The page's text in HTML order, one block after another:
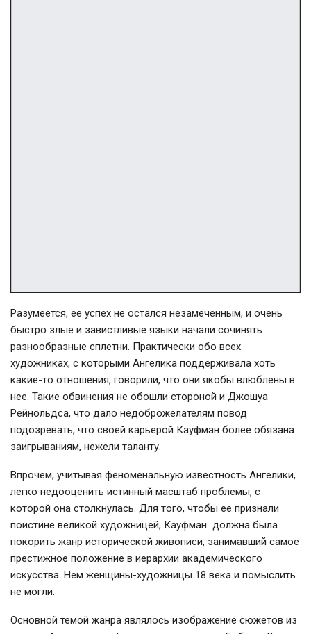
Разумеется, ее успех не остался незамеченным, и очень
быстро злые и завистливые языки начали сочинять
разнообразные сплетни. Практически обо всех
художниках, с которыми Ангелика поддерживала хоть
какие-то отношения, говорили, что они якобы влюблены в
нее. Такие обвинения не обошли стороной и Джошуа
Рейнольдса, что дало недоброжелателям повод
подозревать, что своей карьерой Кауфман более обязана
заигрываниям, нежели таланту.
Впрочем, учитывая феноменальную известность Ангелики,
легко недооценить истинный масштаб проблемы, с
которой она столкнулась. Для того, чтобы ее признали
поистине великой художницей, Кауфман должна была
покорить жанр исторической живописи, занимавший самое
престижное положение в иерархии академического
искусства. Нем женщины-художницы 18 века и помыслить
не могли.
Основной темой жанра являлось изображение сюжетов из